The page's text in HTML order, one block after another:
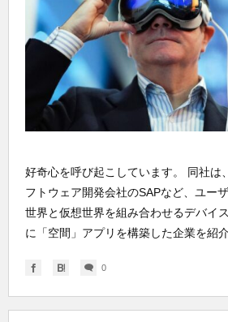
好奇心を呼び起こしています。 同社は
フトウェア開発会社のSAPなど、ユー
世界と仮想世界を組み合わせるデバイ
に「空間」アプリを構築した企業を紹
0